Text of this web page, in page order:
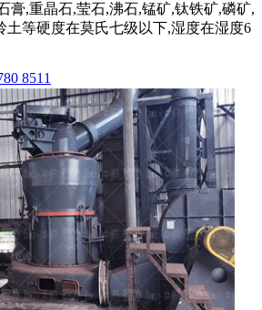
膏,重晶石,莹石,沸石,锰矿,钛铁矿,磷矿,
土等硬度在莫氏七级以下,湿度在湿度6
8511